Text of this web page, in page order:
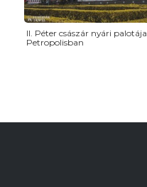
II. Péter császár nyári palotája
Petropolisban